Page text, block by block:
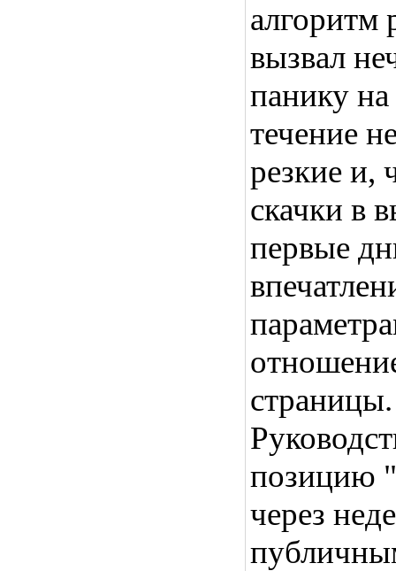
алгоритм
вызвал
панику
течение
резкие и,
скачки в
первые
позицию
через